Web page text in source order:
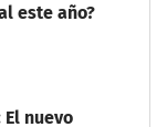
este año?
El nuevo